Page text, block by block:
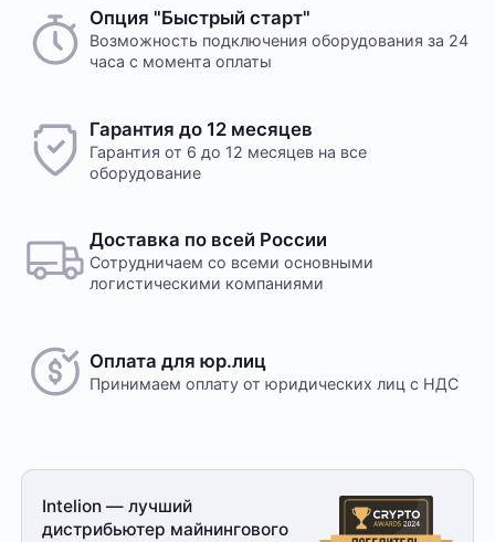
Опция "Быстрый старт"
Возможность подключения оборудования за 24
часа с момента оплаты
Гарантия до 12 месяцев
Гарантия от 6 до 12 месяцев на все
оборудование
Доставка по всей России
Сотрудничаем со всеми основными
логистическими компаниями
Оплата для юр.лиц
Принимаем оплату от юридических лиц с НДС
Intelion — лучший
дистрибьютер майнингового